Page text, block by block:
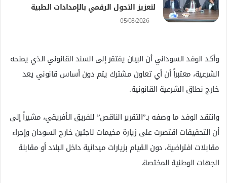
لتعزيز التحول الرقمي بالإمدادات الطبية
05/08/2026
وأكد الوفد السوداني أن البيان يفتقر إلى السند القانوني الذي يمنحه
الشرعية، معتبراً أن أي تعاون مشترك يتم دون أساس قانوني يعد
خارج نطاق الشرعية القانونية.
وانتقد الوفد ما وصفه بـ”التقرير الناقص” للفريق الأفريقي، مشيراً إلى
أن التحقيقات اقتصرت على زيارة مخيمات لاجئين خارج السودان وإجراء
مقابلات افتراضية، دون القيام بزيارات ميدانية داخل البلاد أو مقابلة
الجهات الوطنية المختصة.